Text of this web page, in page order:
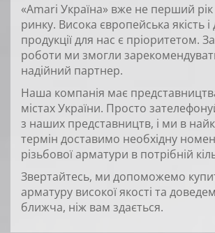
«Amari Україна» вже не перший
ринку. Висока європейська якість і
продукції для нас є пріоритетом.
роботи ми змогли
надійний партнер.
Наша компанія має
містах України. Просто
з наших представництв, і ми в
термін доставимо необхідну
різьбової арматури в потрібній
Звертайтесь, ми допоможемо
арматуру високої якості та
ближча, ніж вам здається.